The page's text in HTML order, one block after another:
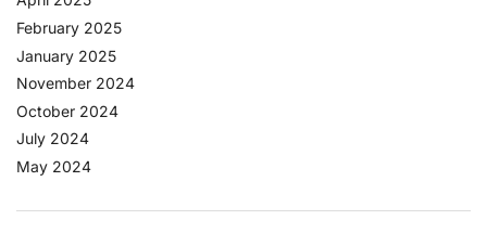
February 2025
January 2025
November 2024
October 2024
July 2024
May 2024